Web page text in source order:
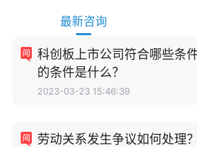
最新咨询
科创板上市公司符合哪些条
的条件是什么？
2023-03-23 15:46:39
劳动关系发生争议如何处理